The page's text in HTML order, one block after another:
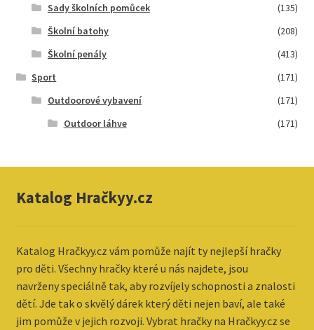
Sady školních pomůcek
(135)
Školní batohy
(208)
Školní penály
(413)
Sport
(171)
Outdoorové vybavení
(171)
Outdoor láhve
(171)
Katalog Hračkyy.cz
Katalog Hračkyy.cz vám pomůže najít ty nejlepší hračky
pro děti. Všechny hračky které u nás najdete, jsou
navrženy speciálně tak, aby rozvíjely schopnosti a znalosti
dětí. Jde tak o skvělý dárek který děti nejen baví, ale také
jim pomůže v jejich rozvoji. Vybrat hračky na Hračkyy.cz se